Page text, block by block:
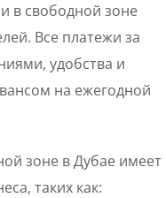
в свободной зоне
Все платежи за
удобства и
на ежегодной
зоне в Дубае имеет
таких как: